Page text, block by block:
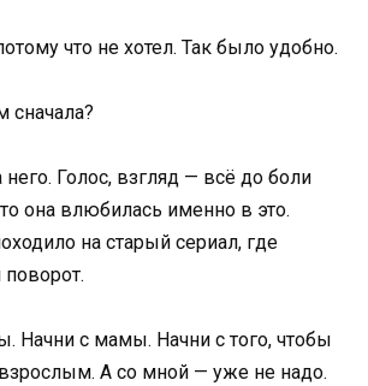
что не хотел. Так было удобно.
сначала?
Голос, взгляд — всё до боли
она влюбилась именно в это.
на старый сериал, где
Начни с мамы. Начни с того, чтобы
А со мной — уже не надо.